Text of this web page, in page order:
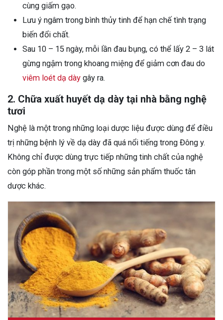
cùng giấm gạo.
Lưu ý ngâm trong bình thủy tinh để hạn chế tình trạng
biến đổi chất.
Sau 10 – 15 ngày, mỗi lần đau bụng, có thể lấy 2 – 3 lát
gừng ngậm trong khoang miệng để giảm cơn đau do
viêm loét dạ dày gây ra.
2. Chữa xuất huyết dạ dày tại nhà bằng nghệ
tươi
Nghệ là một trong những loại dược liệu được dùng để điều
trị những bệnh lý về dạ dày đã quá nổi tiếng trong Đông y.
Không chỉ được dùng trực tiếp những tinh chất của nghệ
còn góp phần trong một số những sản phẩm thuốc tân
dược khác.